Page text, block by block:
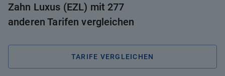
Zahn Luxus (EZL) mit 277
anderen Tarifen vergleichen
TARIFE VERGLEICHEN